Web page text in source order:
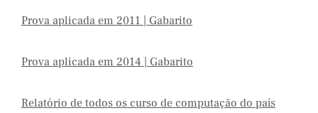
Prova aplicada em 2011 | Gabarito
Prova aplicada em 2014 | Gabarito
Relatório de todos os curso de computação do país